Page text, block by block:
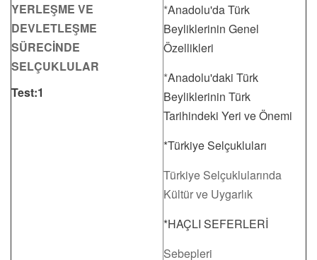
YERLEŞME VE
DEVLETLEŞME
SÜRECİNDE
SELÇUKLULAR
Test:1
*Anadolu'da Türk
Beyliklerinin Genel
Özellikleri
*Anadolu'daki Türk
Beyliklerinin Türk
Tarihindeki Yeri ve Önemi
*Türkiye Selçukluları
Türkiye Selçuklularında
Kültür ve Uygarlık
*HAÇLI SEFERLERİ
Sebepleri